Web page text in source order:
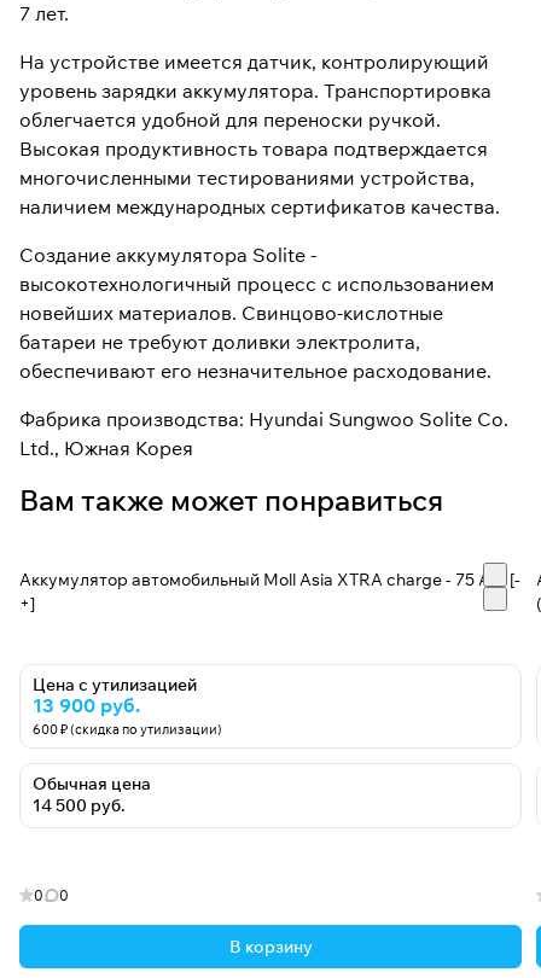
7 лет.
На устройстве имеется датчик, контролирующий
уровень зарядки аккумулятора. Транспортировка
облегчается удобной для переноски ручкой.
Высокая продуктивность товара подтверждается
многочисленными тестированиями устройства,
наличием международных сертификатов качества.
Создание аккумулятора Solite -
высокотехнологичный процесс с использованием
новейших материалов. Свинцово-кислотные
батареи не требуют доливки электролита,
обеспечивают его незначительное расходование.
Фабрика производства: Hyundai Sungwoo Solite Co.
Ltd., Южная Корея
Вам также может понравиться
Аккумулятор автомобильный Moll Asia XTRA charge - 75 А/ч [-
+]
Цена с утилизацией
13 900 руб.
600 ₽ (скидка по утилизации)
Обычная цена
14 500 руб.
0 0
В корзину